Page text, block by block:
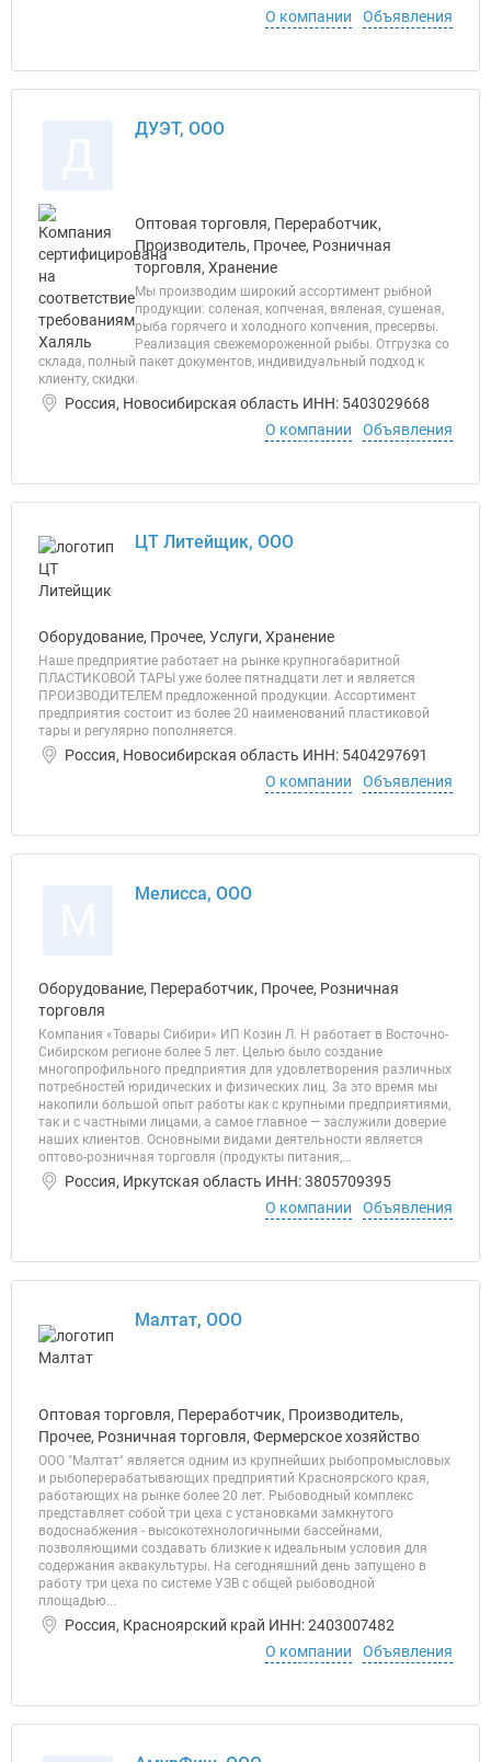
О компании
Объявления
ДУЭТ, ООО
Оптовая торговля, Переработчик,
Производитель, Прочее, Розничная
торговля, Хранение
Мы производим широкий ассортимент рыбной
продукции: соленая, копченая, вяленая, сушеная,
рыба горячего и холодного копчения, пресервы.
Реализация свежемороженной рыбы. Отгрузка со
склада, полный пакет документов, индивидуальный подход к
клиенту, скидки.
Россия, Новосибирская область ИНН: 5403029668
О компании
Объявления
ЦТ Литейщик, ООО
Оборудование, Прочее, Услуги, Хранение
Наше предприятие работает на рынке крупногабаритной
ПЛАСТИКОВОЙ ТАРЫ уже более пятнадцати лет и является
ПРОИЗВОДИТЕЛЕМ предложенной продукции. Ассортимент
предприятия состоит из более 20 наименований пластиковой
тары и регулярно пополняется.
Россия, Новосибирская область ИНН: 5404297691
О компании
Объявления
Мелисса, ООО
Оборудование, Переработчик, Прочее, Розничная
торговля
Компания «Товары Сибири» ИП Козин Л. Н работает в Восточно-
Сибирском регионе более 5 лет. Целью было создание
многопрофильного предприятия для удовлетворения различных
потребностей юридических и физических лиц. За это время мы
накопили большой опыт работы как с крупными предприятиями,
так и с частными лицами, а самое главное — заслужили доверие
наших клиентов. Основными видами деятельности является
оптово-розничная торговля (продукты питания,...
Россия, Иркутская область ИНН: 3805709395
О компании
Объявления
Малтат, ООО
Оптовая торговля, Переработчик, Производитель,
Прочее, Розничная торговля, Фермерское хозяйство
ООО "Малтат" является одним из крупнейших рыбопромысловых
и рыбоперерабатывающих предприятий Красноярского края,
работающих на рынке более 20 лет. Рыбоводный комплекс
представляет собой три цеха с установками замкнутого
водоснабжения - высокотехнологичными бассейнами,
позволяющими создавать близкие к идеальным условия для
содержания аквакультуры. На сегодняшний день запущено в
работу три цеха по системе УЗВ с общей рыбоводной
площадью...
Россия, Красноярский край ИНН: 2403007482
О компании
Объявления